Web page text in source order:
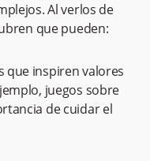
Al verlos de
que pueden:
que inspiren valores
juegos sobre
de cuidar el